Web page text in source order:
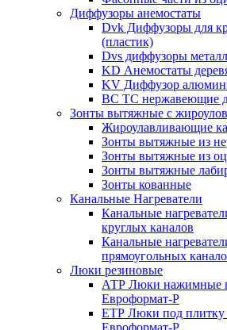
Диффузоры анемостаты
Dvk Диффузоры для
(пластик)
Dvs диффузоры
KD Анемостаты
KV Диффузор
ВС ТС нержавеющие
Зонты вытяжные с
Жироулавливающие
Зонты вытяжные из
Зонты вытяжные из
Зонты вытяжные
Зонты кованные
Канальные Нагреватели
Канальные
круглых каналов
Канальные
прямоугольных
Люки резиновые
АТР Люки нажимные
Евроформат-Р
ЕТР Люки под
Евроформат-Р